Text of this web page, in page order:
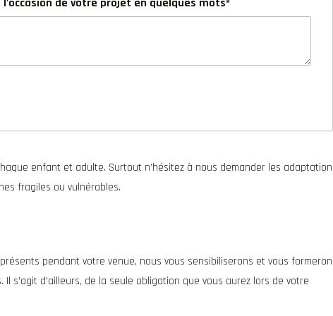
de votre projet en quelques mots*
enfant et adulte. Surtout n’hésitez à nous demander les
fragiles ou vulnérables.
pendant votre venue, nous vous sensibiliserons et vous
s’agit d’ailleurs, de la seule obligation que vous aurez lors de votre